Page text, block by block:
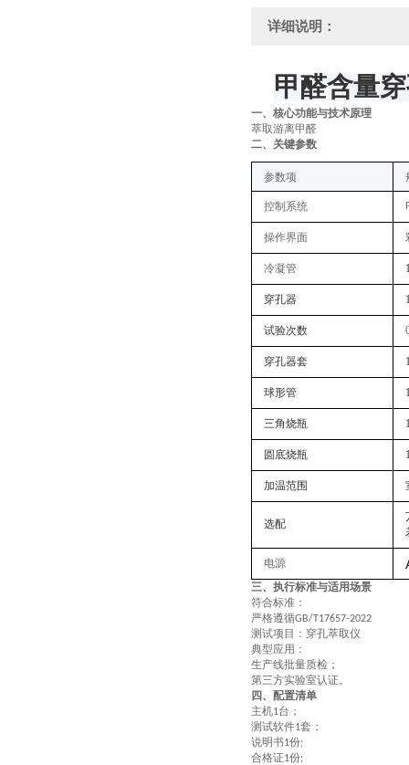
详细说明：
甲醛含量
一、核心功能与技术原理
萃取游离甲醛
二、关键参数
参数项
控制系统
操作界面
冷凝管
穿孔器
试验次数
穿孔器套
球形管
三角烧瓶
圆底烧瓶
加温范围
选配
电源
三、 执行标准与适用场景
符合标准：
严格遵循GB/T17657-2022
测试项目：穿孔萃取仪
典型应用 ：
生产线批量质检；
第三方实验室认证。
四、配置清单
主机1台；
测试软件1套；
说明书1份;
合格证1份;